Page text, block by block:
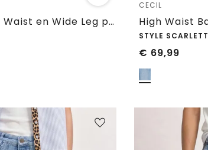
Jeans met Mid Waist en Wide Leg pijpen in een Loose Fit pasvorm
CECIL
STYLE SCARLETT
€ 69,99